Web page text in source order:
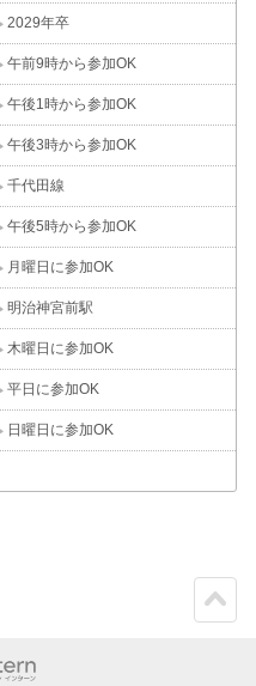
2029年卒
午前9時から参加OK
午後1時から参加OK
午後3時から参加OK
千代田線
午後5時から参加OK
月曜日に参加OK
明治神宮前駅
木曜日に参加OK
平日に参加OK
日曜日に参加OK